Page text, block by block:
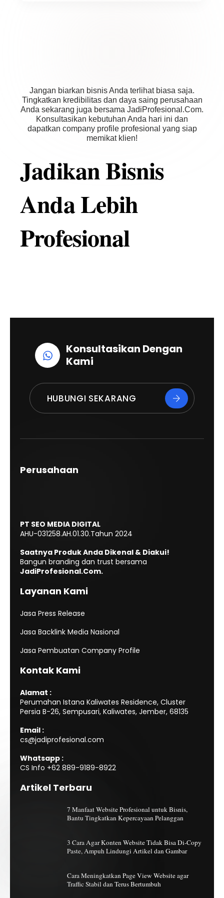
Jangan biarkan bisnis Anda terlihat biasa saja.
Tingkatkan kredibilitas dan daya saing perusahaan
Anda sekarang juga bersama JadiProfesional.Com.
Konsultasikan kebutuhan Anda hari ini dan
dapatkan company profile profesional yang siap
memikat klien!
Jadikan Bisnis
Anda Lebih
Profesional
Konsultasikan Dengan
Kami
HUBUNGI SEKARANG
Perusahaan
PT SEO MEDIA DIGITAL
AHU-031258.AH.01.30.Tahun 2024
Saatnya Produk Anda Dikenal & Diakui!
Bangun branding dan trust bersama
JadiProfesional.Com.
Layanan Kami
Jasa Press Release
Jasa Backlink Media Nasional
Jasa Pembuatan Company Profile
Kontak Kami
Alamat :
Perumahan Istana Kaliwates Residence, Cluster
Persia B-26, Sempusari, Kaliwates, Jember, 68135
Email :
cs@jadiprofesional.com
Whatsapp :
CS Info +62 889-9189-8922
Artikel Terbaru
7 Manfaat Website Profesional untuk Bisnis,
Bantu Tingkatkan Kepercayaan Pelanggan
3 Cara Agar Konten Website Tidak Bisa Di-Copy
Paste, Ampuh Lindungi Artikel dan Gambar
Cara Meningkatkan Page View Website agar
Traffic Stabil dan Terus Bertumbuh